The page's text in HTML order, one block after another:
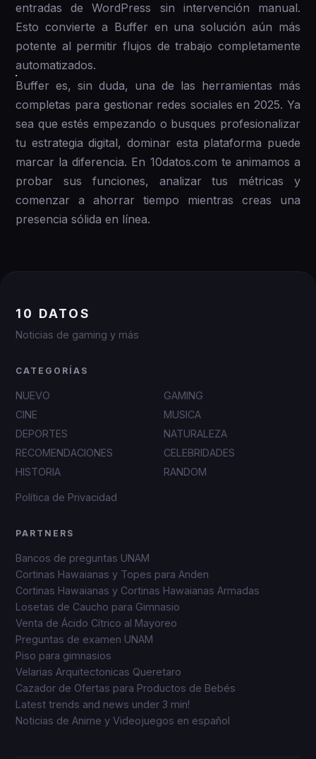
entradas de WordPress sin intervención manual.
Esto convierte a Buffer en una solución aún más
potente al permitir flujos de trabajo completamente
automatizados.
Buffer es, sin duda, una de las herramientas más
completas para gestionar redes sociales en 2025. Ya
sea que estés empezando o busques profesionalizar
tu estrategia digital, dominar esta plataforma puede
marcar la diferencia. En 10datos.com te animamos a
probar sus funciones, analizar tus métricas y
comenzar a ahorrar tiempo mientras creas una
presencia sólida en línea.
10 DATOS
Noticias de gaming y más
CATEGORÍAS
NUEVO
GAMING
CINE
MUSICA
DEPORTES
NATURALEZA
RECOMENDACIONES
CELEBRIDADES
HISTORIA
RANDOM
Política de Privacidad
PARTNERS
Bancos de preguntas UNAM
Cortinas Hawaianas y Topes para Anden
Cortinas Hawaianas y Cortinas Hawaianas Armadas
Losetas de Caucho para Gimnasio
Venta de Ácido Cítrico al Mayoreo
Preguntas de examen UNAM
Piso para gimnasios
Velarias Arquitectonicas Queretaro
Cazador de Ofertas para Productos de Bebés
Latest trends and news under 3 min!
Noticias de Anime y Videojuegos en español